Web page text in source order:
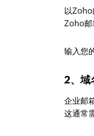
以Zoho
Zoho邮
输入您
2、域
企业邮
这通常